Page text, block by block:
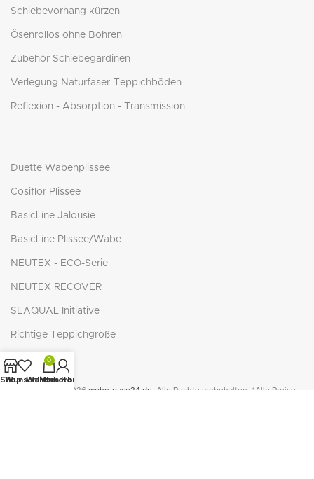
Schiebevorhang kürzen
Ösenrollos ohne Bohren
Zubehör Schiebegardinen
Verlegung Naturfaser-Teppichböden
Reflexion - Absorption - Transmission
Duette Wabenplissee
Cosiflor Plissee
BasicLine Jalousie
BasicLine Plissee/Wabe
NEUTEX - ECO-Serie
NEUTEX RECOVER
SEAQUAL Initiative
Richtige Teppichgröße
© Copyright 2026 wohn-oase24.de . Alle Rechte vorbehalten. *Alle Preise
Shop
Wunschliste
0
Warenkorb
Mein Konto